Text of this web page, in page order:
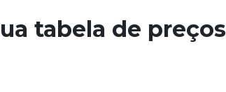
tabela de preços